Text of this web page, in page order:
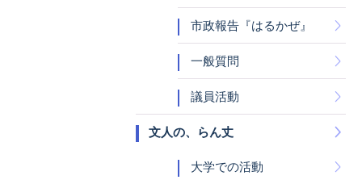
市政報告『はるかぜ』
一般質問
議員活動
文人の、らん丈
大学での活動